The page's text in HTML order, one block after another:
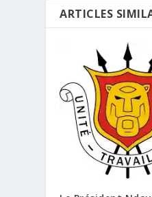
ARTICLES